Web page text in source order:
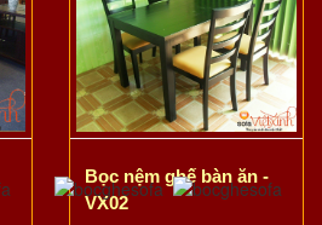
Bọc nệm ghế bàn ăn -
VX02